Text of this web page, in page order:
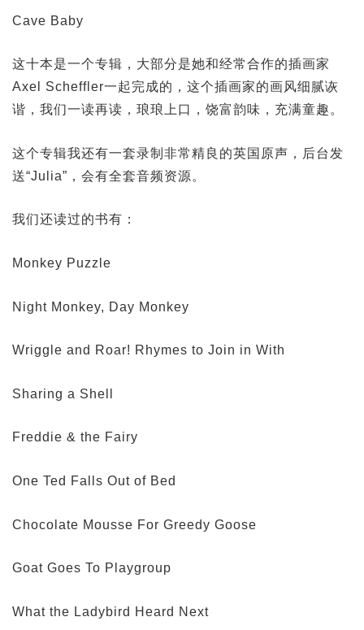
Cave Baby
这十本是一个专辑，大部分是她和经常合作的插画家
Axel Scheffler一起完成的，这个插画家的画风细腻诙
谐，我们一读再读，琅琅上口，饶富韵味，充满童趣。
这个专辑我还有一套录制非常精良的英国原声，后台发
送“Julia”，会有全套音频资源。
我们还读过的书有：
Monkey Puzzle
Night Monkey, Day Monkey
Wriggle and Roar! Rhymes to Join in With
Sharing a Shell
Freddie & the Fairy
One Ted Falls Out of Bed
Chocolate Mousse For Greedy Goose
Goat Goes To Playgroup
What the Ladybird Heard Next